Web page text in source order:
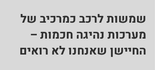
שמשות לרכב כמרכיב של
מערכות נהיגה חכמות –
החיישן שאנחנו לא רואים